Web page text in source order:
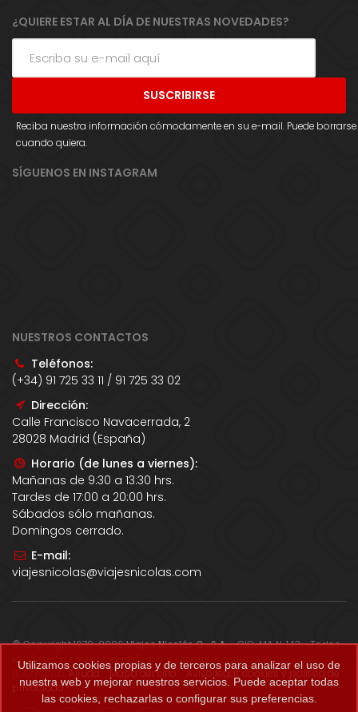
¿QUIERE ESTAR AL DÍA DE NUESTRAS NOVEDADES?
Reciba nuestra información cómodamente en su e-mail. Puede borrarse
cuando quiera.
SÍGUENOS EN INSTAGRAM
NUESTROS CONTACTOS
Teléfonos:
(+34) 91 725 33 11 / 91 725 33 02
Dirección:
Calle Francisco Navacerrada, 2
28028 Madrid (España)
Horario (de lunes a viernes):
Mañanas de 9:30 a 13:30 hrs.
Tardes de 17:00 a 20:00 hrs.
Sábados sólo mañanas.
Domingos cerrado.
E-mail:
viajesnicolas@viajesnicolas.com
© Copyright 1979-2026Viajes Nicolás G., S.A.- CIC-MA N. 143 - Todos
los derechos reservados. Todos los precios correctos salvo error
tipográfico. Ayuda-Mapa del sitio -Aviso legal, cookies y política de
privacidad.
Utilizamos cookies propias y de terceros para analizar el uso de
nuestra web y mejorar nuestros servicios. Puede aceptar todas
las cookies, rechazarlas o configurar sus preferencias.